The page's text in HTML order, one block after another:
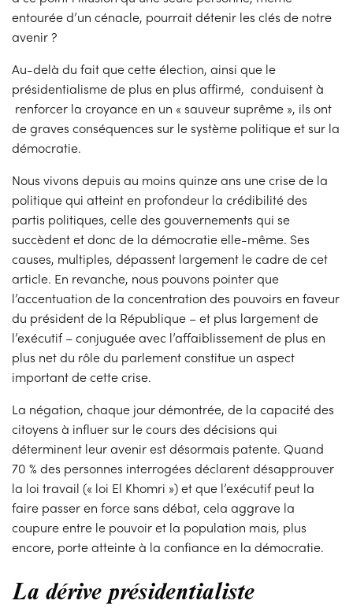
entourée d’un cénacle, pourrait détenir les clés de notre
avenir ?
Au-delà du fait que cette élection, ainsi que le
présidentialisme de plus en plus affirmé, conduisent à
renforcer la croyance en un « sauveur suprême », ils ont
de graves conséquences sur le système politique et sur la
démocratie.
Nous vivons depuis au moins quinze ans une crise de la
politique qui atteint en profondeur la crédibilité des
partis politiques, celle des gouvernements qui se
succèdent et donc de la démocratie elle-même. Ses
causes, multiples, dépassent largement le cadre de cet
article. En revanche, nous pouvons pointer que
l’accentuation de la concentration des pouvoirs en faveur
du président de la République – et plus largement de
l’exécutif – conjuguée avec l’affaiblissement de plus en
plus net du rôle du parlement constitue un aspect
important de cette crise.
La négation, chaque jour démontrée, de la capacité des
citoyens à influer sur le cours des décisions qui
déterminent leur avenir est désormais patente. Quand
70 % des personnes interrogées déclarent désapprouver
la loi travail (« loi El Khomri ») et que l’exécutif peut la
faire passer en force sans débat, cela aggrave la
coupure entre le pouvoir et la population mais, plus
encore, porte atteinte à la confiance en la démocratie.
La dérive présidentialiste